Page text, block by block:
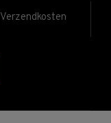
Verzendkosten